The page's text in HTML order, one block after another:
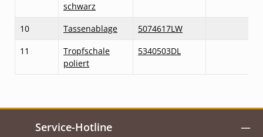
schwarz
10 Tassenablage
5074617LW
11
Tropfschale
poliert
5340503DL
Service-Hotline